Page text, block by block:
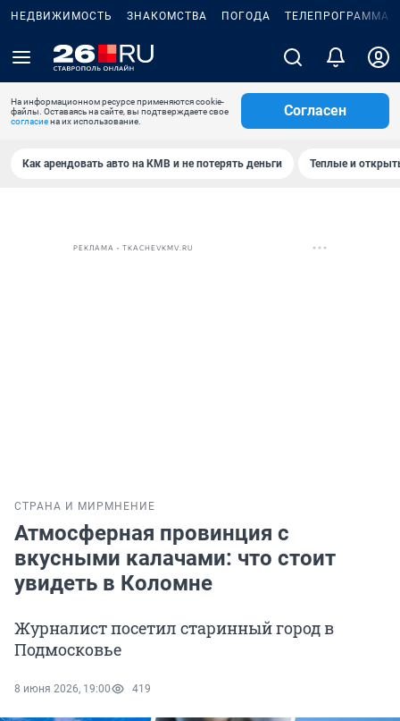
НЕДВИЖИМОСТЬ ЗНАКОМСТВА ПОГОДА ТЕЛЕПРОГРАММА
На информационном ресурсе применяются cookie-
файлы. Оставаясь на сайте, вы подтверждаете свое
согласиена их использование.
Согласен
Как арендовать авто на КМВ и не потерять деньги Теплые и
РЕКЛАМА • TKACHEVKMV.RU
СТРАНА И МИР МНЕНИЕ
Атмосферная провинция с
вкусными калачами: что стоит
увидеть в Коломне
Журналист посетил старинный город в
Подмосковье
8 июня 2026, 19:00 419